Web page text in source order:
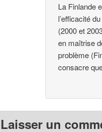
La Finlande
l’efficacité
(2000 et
en maîtrise
problème
consacre
Laisser un